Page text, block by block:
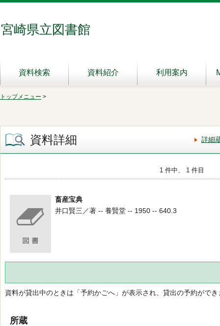
宮崎県立図書館
資料検索 資料紹介 利用案内
トップメニュー >
資料詳細 詳細
1 件中、 1 件目
畜産宝典
井口賢三／著 -- 養賢堂 -- 1950 -- 640.3
資料が貸出中のときは「予約かごへ」が表示され、貸出の予約ができ
所蔵